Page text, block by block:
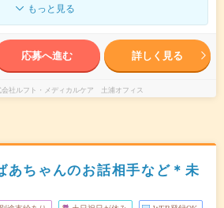
もっと見る
応募へ進む 詳しく見る
会社ルフト・メディカルケア 土浦オフィス
あちゃんのお話相手など＊未